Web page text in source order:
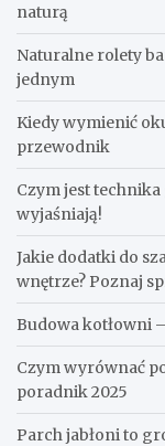
naturą
Naturalne rolety
jednym
Kiedy wymienić
przewodnik
Czym jest
wyjaśniają!
Jakie dodatki do
wnętrze? Poznaj
Budowa kotłowni
Czym wyrównać
poradnik 2025
Parch jabłoni to